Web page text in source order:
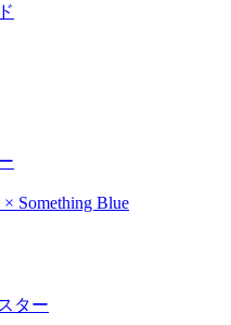
Something Blue
ター